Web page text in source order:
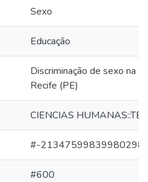
Sexo
Educação
Discriminação de sexo na
Recife (PE)
CIENCIAS
#-
#600